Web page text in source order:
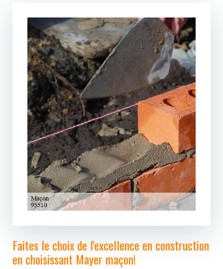
Faites le choix de l'excellence en construction
en choisissant Mayer maçon!